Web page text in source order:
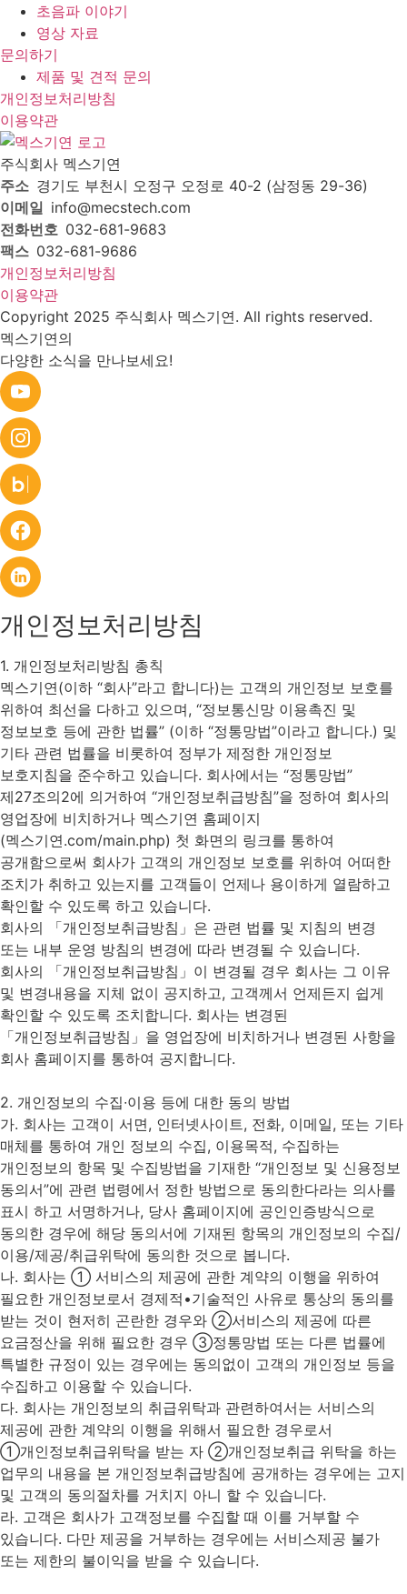
초음파 이야기
영상 자료
문의하기
제품 및 견적 문의
개인정보처리방침
이용약관
주식회사 멕스기연
주소 경기도 부천시 오정구 오정로 40-2 (삼정동 29-36)
이메일 info@mecstech.com
전화번호 032-681-9683
팩스 032-681-9686
개인정보처리방침
이용약관
Copyright 2025 주식회사 멕스기연. All rights reserved.
멕스기연의
다양한 소식을 만나보세요!
개인정보처리방침
1. 개인정보처리방침 총칙
멕스기연(이하 “회사”라고 합니다)는 고객의 개인정보 보호를
위하여 최선을 다하고 있으며, “정보통신망 이용촉진 및
정보보호 등에 관한 법률” (이하 “정통망법”이라고 합니다.) 및
기타 관련 법률을 비롯하여 정부가 제정한 개인정보
보호지침을 준수하고 있습니다. 회사에서는 “정통망법”
제27조의2에 의거하여 “개인정보취급방침”을 정하여 회사의
영업장에 비치하거나 멕스기연 홈페이지
(멕스기연.com/main.php) 첫 화면의 링크를 통하여
공개함으로써 회사가 고객의 개인정보 보호를 위하여 어떠한
조치가 취하고 있는지를 고객들이 언제나 용이하게 열람하고
확인할 수 있도록 하고 있습니다.
회사의 「개인정보취급방침」은 관련 법률 및 지침의 변경
또는 내부 운영 방침의 변경에 따라 변경될 수 있습니다.
회사의 「개인정보취급방침」이 변경될 경우 회사는 그 이유
및 변경내용을 지체 없이 공지하고, 고객께서 언제든지 쉽게
확인할 수 있도록 조치합니다. 회사는 변경된
「개인정보취급방침」을 영업장에 비치하거나 변경된 사항을
회사 홈페이지를 통하여 공지합니다.
2. 개인정보의 수집∙이용 등에 대한 동의 방법
가. 회사는 고객이 서면, 인터넷사이트, 전화, 이메일, 또는 기타
매체를 통하여 개인 정보의 수집, 이용목적, 수집하는
개인정보의 항목 및 수집방법을 기재한 “개인정보 및 신용정보
동의서”에 관련 법령에서 정한 방법으로 동의한다라는 의사를
표시 하고 서명하거나, 당사 홈페이지에 공인인증방식으로
동의한 경우에 해당 동의서에 기재된 항목의 개인정보의 수집/
이용/제공/취급위탁에 동의한 것으로 봅니다.
나. 회사는 ① 서비스의 제공에 관한 계약의 이행을 위하여
필요한 개인정보로서 경제적•기술적인 사유로 통상의 동의를
받는 것이 현저히 곤란한 경우와 ②서비스의 제공에 따른
요금정산을 위해 필요한 경우 ③정통망법 또는 다른 법률에
특별한 규정이 있는 경우에는 동의없이 고객의 개인정보 등을
수집하고 이용할 수 있습니다.
다. 회사는 개인정보의 취급위탁과 관련하여서는 서비스의
제공에 관한 계약의 이행을 위해서 필요한 경우로서
①개인정보취급위탁을 받는 자 ②개인정보취급 위탁을 하는
업무의 내용을 본 개인정보취급방침에 공개하는 경우에는 고지
및 고객의 동의절차를 거치지 아니 할 수 있습니다.
라. 고객은 회사가 고객정보를 수집할 때 이를 거부할 수
있습니다. 다만 제공을 거부하는 경우에는 서비스제공 불가
또는 제한의 불이익을 받을 수 있습니다.